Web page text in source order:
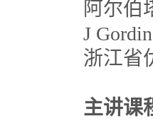
阿尔伯
J
浙江省
主讲课